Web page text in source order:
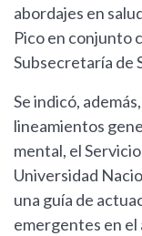
abordajes en
Pico en conjunto
Subsecretaría de
Se indicó,
lineamientos
mental, el
Universidad
una guía de
emergentes en